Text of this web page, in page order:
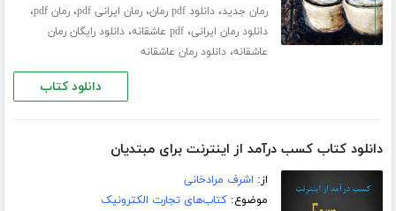
رمان جدید،دانلود pdf رمان ،رمان ایرانی pdf ،رمان pdf ،
دانلود رمان ایرانی،pdf عاشقانه ،دانلود رایگان رمان
عاشقانه،دانلود رمان عاشقانه
دانلود کتاب
دانلود کتاب کسب درآمد از اینترنت برای مبتدیان
از: اشرف مرادخانی
موضوع:کتاب‌های تجارت الکترونیک